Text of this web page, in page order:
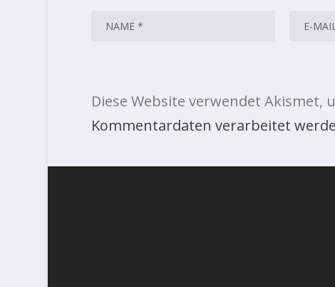
Diese Website verwendet Akismet,
Kommentardaten verarbeitet